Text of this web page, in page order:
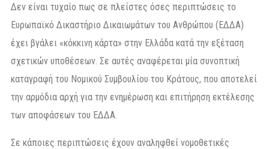
Δεν είναι τυχαίο πως σε πλείστες όσες περιπτώσεις το
Ευρωπαϊκό Δικαστήριο Δικαιωμάτων του Ανθρώπου (ΕΔΔΑ)
έχει βγάλει «κόκκινη κάρτα» στην Ελλάδα κατά την εξέταση
σχετικών υποθέσεων. Σε αυτές αναφέρεται μία συνοπτική
καταγραφή του Νομικού Συμβουλίου του Κράτους, που αποτελεί
την αρμόδια αρχή για την ενημέρωση και επιτήρηση εκτέλεσης
των αποφάσεων του ΕΔΔΑ.
Σε κάποιες περιπτώσεις έχουν αναληφθεί νομοθετικές